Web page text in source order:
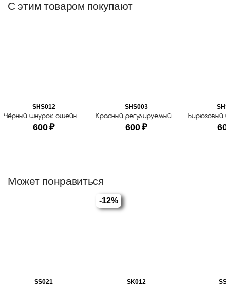
С этим товаром покупают
SHS012
Чёрный шнурок ошейник для ношения адресника
600₽
SHS003
Красный регулируемый шнурок ошейник для ношения собачьего адресника
600₽
Может понравиться
SS021
-12%
SK012